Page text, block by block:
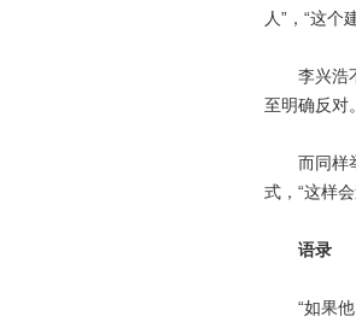
人”，“这
李兴浩不
至明确反对
而同样举
式，“这样
语录
“如果他